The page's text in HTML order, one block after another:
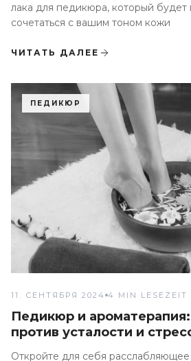
лака для педикюра, который будет
сочетаться с вашим тоном кожи
ЧИТАТЬ ДАЛЕЕ
ПЕДИКЮР
11. СЕНТЯБРЯ 2024 4 MIN LESEZEIT
Педикюр и
против усталости и
Откройте для себя расслабляющее